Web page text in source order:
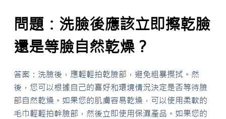
問題：洗臉後應該立即擦乾臉
還是等臉自然乾燥？
答案：洗臉後，應輕輕拍乾臉部，避免粗暴擦拭。然
後，您可以根據自己的喜好和環境情況決定是否等待臉
部自然乾燥。如果您的肌膚容易乾燥，可以使用柔軟的
毛巾輕輕拍幹臉部，然後立即使用保濕產品。如果您的